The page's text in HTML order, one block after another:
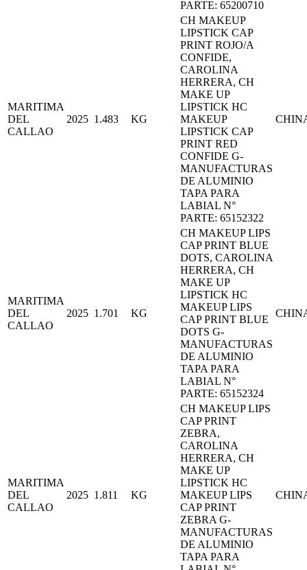
PARTE: 65200710
MARITIMA
DEL
CALLAO
2025 1.483 KG
CH MAKEUP
LIPSTICK CAP
PRINT ROJO/A
CONFIDE,
CAROLINA
HERRERA, CH
MAKE UP
LIPSTICK HC
MAKEUP
LIPSTICK CAP
PRINT RED
CONFIDE G-
MANUFACTURAS
DE ALUMINIO
TAPA PARA
LABIAL N°
PARTE: 65152322
MARITIMA
DEL
CALLAO
2025 1.701 KG
CH MAKEUP LIPS
CAP PRINT BLUE
DOTS, CAROLINA
HERRERA, CH
MAKE UP
LIPSTICK HC
MAKEUP LIPS
CAP PRINT BLUE
DOTS G-
MANUFACTURAS
DE ALUMINIO
TAPA PARA
LABIAL N°
PARTE: 65152324
MARITIMA
DEL
CALLAO
2025 1.811 KG
CH MAKEUP LIPS
CAP PRINT
ZEBRA,
CAROLINA
HERRERA, CH
MAKE UP
LIPSTICK HC
MAKEUP LIPS
CAP PRINT
ZEBRA G-
MANUFACTURAS
DE ALUMINIO
TAPA PARA